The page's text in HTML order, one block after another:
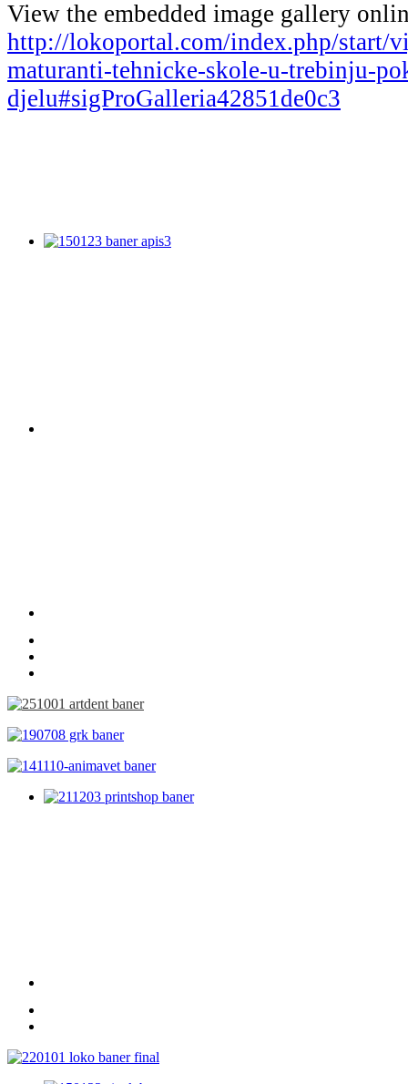
View the embedded image gallery
http://lokoportal.com/index.php/start/
maturanti-tehnicke-skole-u-trebinju-
djelu#sigProGalleria42851de0c3